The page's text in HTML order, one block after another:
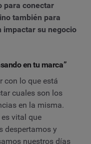
para conectar
también para
impactar su negocio
en tu marca”
con lo que está
cuales son los
en la misma.
vital que
despertamos y
nuestros días